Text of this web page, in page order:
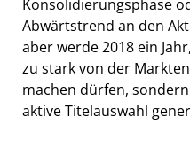
Konsolidierungsphase
Abwärtstrend an den
aber werde 2018 ein
zu stark von der
machen dürfen,
aktive Titelauswahl